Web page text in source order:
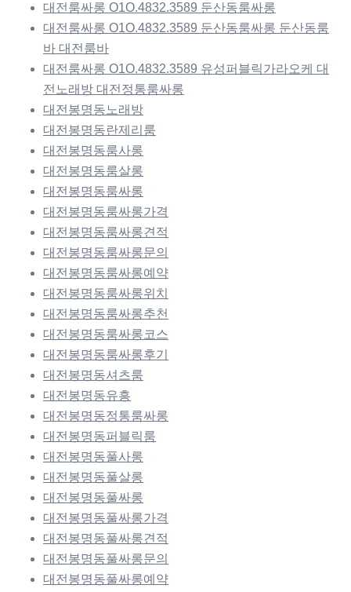
대전룸싸롱 O1O.4832.3589 둔산동룸싸롱
대전룸싸롱 O1O.4832.3589 둔산동룸싸롱 둔산동룸
바 대전룸바
대전룸싸롱 O1O.4832.3589 유성퍼블릭가라오케 대
전노래방 대전정통룸싸롱
대전봉명동노래방
대전봉명동란제리룸
대전봉명동룸사롱
대전봉명동룸살롱
대전봉명동룸싸롱
대전봉명동룸싸롱가격
대전봉명동룸싸롱견적
대전봉명동룸싸롱문의
대전봉명동룸싸롱예약
대전봉명동룸싸롱위치
대전봉명동룸싸롱추천
대전봉명동룸싸롱코스
대전봉명동룸싸롱후기
대전봉명동셔츠룸
대전봉명동유흥
대전봉명동정통룸싸롱
대전봉명동퍼블릭룸
대전봉명동풀사롱
대전봉명동풀살롱
대전봉명동풀싸롱
대전봉명동풀싸롱가격
대전봉명동풀싸롱견적
대전봉명동풀싸롱문의
대전봉명동풀싸롱예약